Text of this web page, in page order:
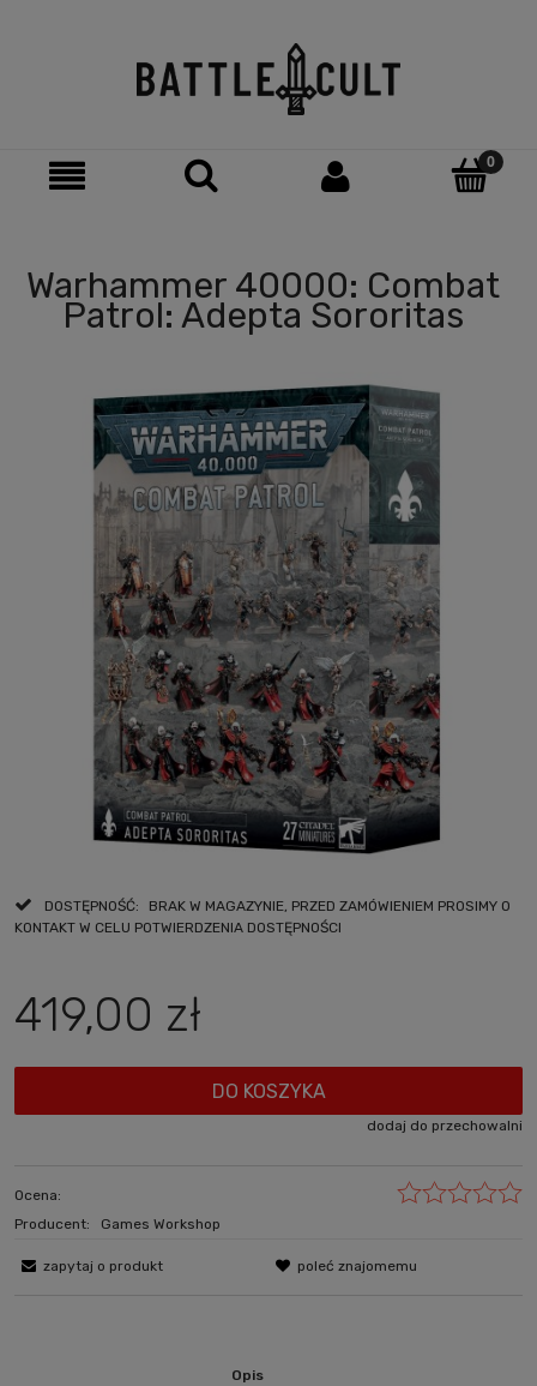
Warhammer 40000: Combat
Patrol: Adepta Sororitas
DOSTĘPNOŚĆ:
BRAK W MAGAZYNIE, PRZED ZAMÓWIENIEM PROSIMY O
KONTAKT W CELU POTWIERDZENIA DOSTĘPNOŚCI
419,00 zł
DO KOSZYKA
dodaj do przechowalni
Ocena:
Producent:
Games Workshop
zapytaj o produkt poleć znajomemu
Opis